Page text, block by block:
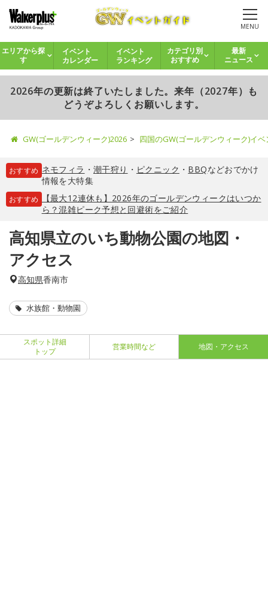
MENU
エリアから探
す
イベント
カレンダー
イベント
ランキング
カテゴリ別
おすすめ
最新
ニュース
2026年の更新は終了いたしました。来年（2027年）も
どうぞよろしくお願いします。
GW(ゴールデンウィーク)2026 四国のGW(ゴールデンウィーク)イ
おすすめ ネモフィラ ・ 潮干狩り ・ ピクニック ・ BBQなどおでかけ
情報を大特集
おすすめ
【最大12連休も】2026年のゴールデンウィークはいつか
ら？混雑ピーク予想と回避術をご紹介
高知県立のいち動物公園の地図・
アクセス
高知県香南市
水族館・動物園
スポット詳細
トップ
営業時間など 地図・アクセス